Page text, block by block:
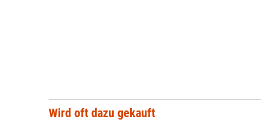
Wird oft dazu gekauft